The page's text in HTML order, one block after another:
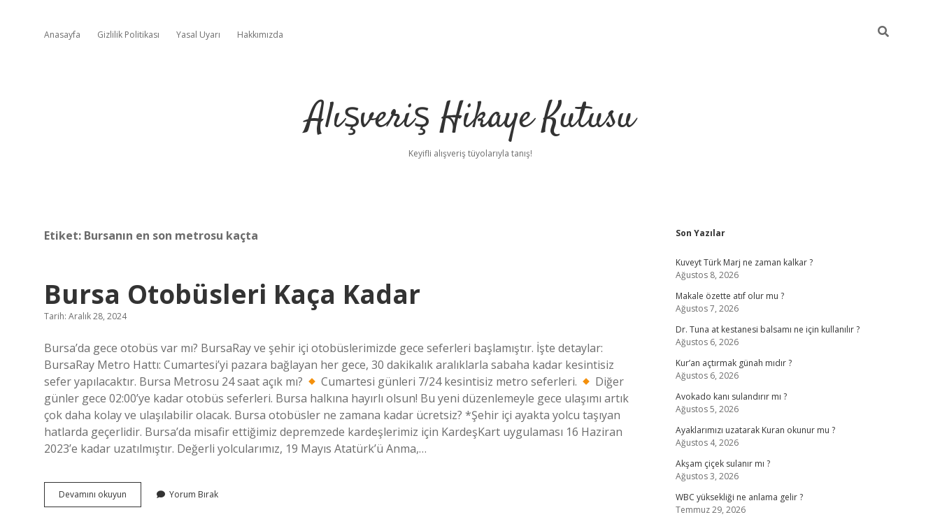
Anasayfa Gizlilik Politikası Yasal Uyarı Hakkımızda
Alışveriş Hikaye Kutusu
Keyifli alışveriş tüyolarıyla tanış!
Etiket: Bursanın en son metrosu kaçta
Bursa Otobüsleri Kaça Kadar
Tarih: Aralık 28, 2024
Bursa’da gece otobüs var mı? BursaRay ve şehir içi otobüslerimizde gece seferleri başlamıştır. İşte detaylar:
BursaRay Metro Hattı: Cumartesi’yi pazara bağlayan her gece, 30 dakikalık aralıklarla sabaha kadar kesintisiz
sefer yapılacaktır. Bursa Metrosu 24 saat açık mı?
Cumartesi günleri 7/24 kesintisiz metro seferleri.
Diğer
günler gece 02:00’ye kadar otobüs seferleri. Bursa halkına hayırlı olsun! Bu yeni düzenlemeyle gece ulaşımı artık
çok daha kolay ve ulaşılabilir olacak. Bursa otobüsler ne zamana kadar ücretsiz? *Şehir içi ayakta yolcu taşıyan
hatlarda geçerlidir. Bursa’da misafir ettiğimiz depremzede kardeşlerimiz için KardeşKart uygulaması 16 Haziran
2023’e kadar uzatılmıştır. Değerli yolcularımız, 19 Mayıs Atatürk’ü Anma,…
Devamını okuyun
Otobüsleri
Yorum Bırak
Sidebar
Son Yazılar
Kuveyt Türk Marj ne zaman kalkar ?
Ağustos 8, 2026
Makale özette atıf olur mu ?
Ağustos 7, 2026
Dr. Tuna at kestanesi balsamı ne için kullanılır ?
Ağustos 6, 2026
Kur’an açtırmak günah mıdır ?
Ağustos 6, 2026
Avokado kanı sulandırır mı ?
Ağustos 5, 2026
Ayaklarımızı uzatarak Kuran okunur mu ?
Ağustos 4, 2026
Akşam çiçek sulanır mı ?
Ağustos 3, 2026
WBC yüksekliği ne anlama gelir ?
Temmuz 29, 2026